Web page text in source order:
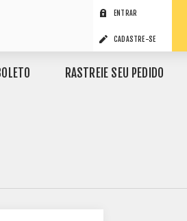
ENTRAR
CADASTRE-SE
RASTREIE SEU PEDIDO